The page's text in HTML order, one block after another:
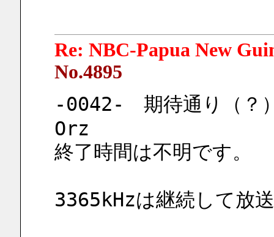
Re: NBC-Papua New
No.4895
-0042-　期待通り（？
Orz
終了時間は不明です。
3365kHzは継続して放